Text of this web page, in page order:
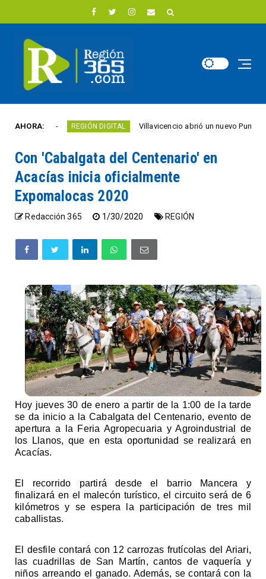
AHORA:REGIÓN DIGITAL Villavicencio abrió un nuevo Punto Vive
Con 'Cabalgata del Centenario' en
Acacías inicia oficialmente
Expomalocas 2020
Redacción 365 1/30/2020 REGIÓN
Hoy jueves 30 de enero a partir de la 1:00 de la tarde
se da inicio a la Cabalgata del Centenario, evento de
apertura a la Feria Agropecuaria y Agroindustrial de
los Llanos, que en esta oportunidad se realizará en
Acacías.
El recorrido partirá desde el barrio Mancera y
finalizará en el malecón turístico, el circuito será de 6
kilómetros y se espera la participación de tres mil
caballistas.
El desfile contará con 12 carrozas frutícolas del Ariari,
las cuadrillas de San Martín, cantos de vaquería y
niños arreando el ganado. Además, se contará con la